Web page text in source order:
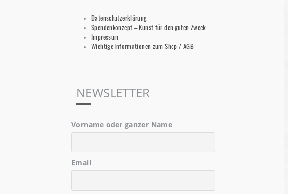
Datenschutzerklärung
Spendenkonzept – Kunst für den guten Zweck
Impressum
Wichtige Informationen zum Shop / AGB
NEWSLETTER
Vorname oder ganzer Name
Email